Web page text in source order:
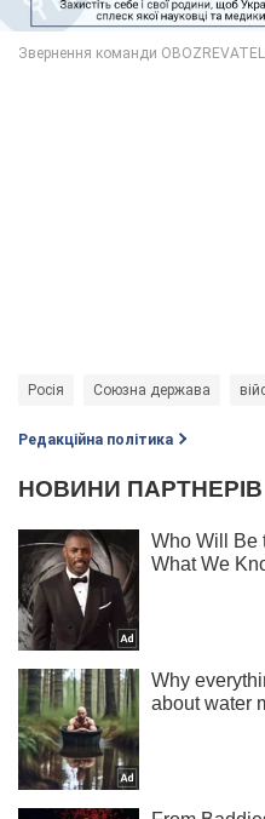
Росія Союзна держава
Редакційна політика